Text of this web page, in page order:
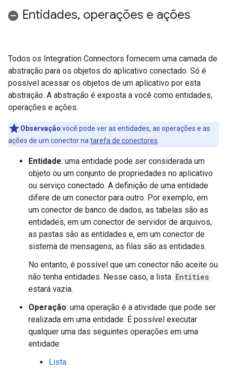
Entidades, operações e ações
Todos os Integration Connectors fornecem uma camada de
abstração para os objetos do aplicativo conectado. Só é
possível acessar os objetos de um aplicativo por esta
abstração. A abstração é exposta a você como entidades,
operações e ações.
Observação:você pode ver as entidades, as operações e as
ações de um conector na tarefa de conectores
Entidade: uma entidade pode ser considerada um
objeto ou um conjunto de propriedades no aplicativo
ou serviço conectado. A definição de uma entidade
difere de um conector para outro. Por exemplo, em
um conector de banco de dados, as tabelas são as
entidades, em um conector de servidor de arquivos,
as pastas são as entidades e, em um conector de
sistema de mensagens, as filas são as entidades.
No entanto, é possível que um conector não aceite ou
não tenha entidades. Nesse caso, a lista Entities
estará vazia.
Operação: uma operação é a atividade que pode ser
realizada em uma entidade. É possível executar
qualquer uma das seguintes operações em uma
entidade:
Lista